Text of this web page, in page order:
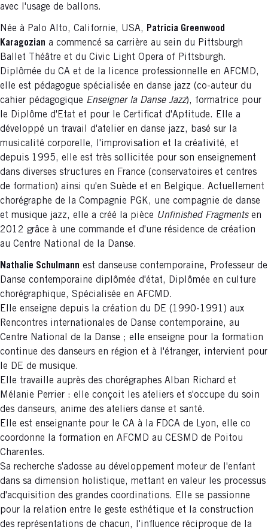
avec l'usage de ballons.
Née à Palo Alto, Californie, USA,
Patricia Greenwood
Karagozian a commencé sa carrière au sein du Pittsburgh
Ballet Théâtre et du Civic Light Opera of Pittsburgh.
Diplômée du CA et de la licence professionnelle en AFCMD,
elle est pédagogue spécialisée en danse jazz (co-auteur du
cahier pédagogique Enseigner la Danse Jazz), formatrice pour
le Diplôme d'Etat et pour le Certificat d'Aptitude. Elle a
développé un travail d'atelier en danse jazz, basé sur la
musicalité corporelle, l'improvisation et la créativité, et
depuis 1995, elle est très sollicitée pour son enseignement
dans diverses structures en France (conservatoires et centres
de formation) ainsi qu'en Suède et en Belgique. Actuellement
chorégraphe de la Compagnie PGK, une compagnie de danse
et musique jazz, elle a créé la pièce Unfinished Fragments en
2012 grâce à une commande et d'une résidence de création
au Centre National de la Danse.
Nathalie Schulmann est danseuse contemporaine, Professeur de
Danse contemporaine diplômée d'état, Diplômée en culture
chorégraphique, Spécialisée en AFCMD.
Elle enseigne depuis la création du DE (1990-1991) aux
Rencontres internationales de Danse contemporaine, au
Centre National de la Danse ; elle enseigne pour la formation
continue des danseurs en région et à l'étranger, intervient pour
le DE de musique.
Elle travaille auprès des chorégraphes Alban Richard et
Mélanie Perrier : elle conçoit les ateliers et s'occupe du soin
des danseurs, anime des ateliers danse et santé.
Elle est enseignante pour le CA à la FDCA de Lyon, elle co
coordonne la formation en AFCMD au CESMD de Poitou
Charentes.
Sa recherche s'adosse au développement moteur de l'enfant
dans sa dimension holistique, mettant en valeur les processus
d'acquisition des grandes coordinations. Elle se passionne
pour la relation entre le geste esthétique et la construction
des représentations de chacun, l'influence réciproque de la